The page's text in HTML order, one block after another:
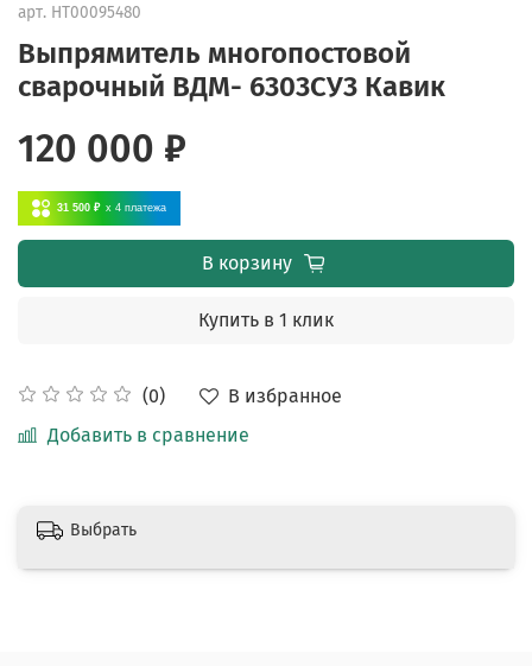
арт. НТ00095480
Выпрямитель многопостовой
сварочный ВДМ- 6303СУ3 Кавик
(0)
В избранное
Добавить в сравнение
120 000 ₽
31 500 ₽ x 4 платежа
В корзину
Купить в 1 клик
Выбрать